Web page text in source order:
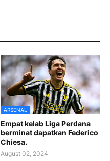
ARSENAL
Empat kelab Liga Perdana
berminat dapatkan Federico
Chiesa.
August 02, 2024